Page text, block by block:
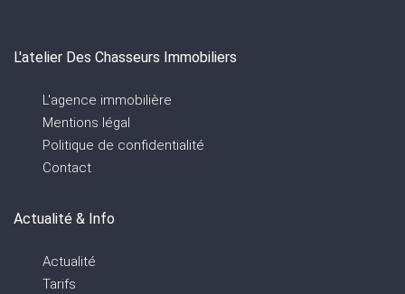
L'atelier Des Chasseurs Immobiliers
L'agence immobilière
Mentions légal
Politique de confidentialité
Contact
Actualité & Info
Actualité
Tarifs